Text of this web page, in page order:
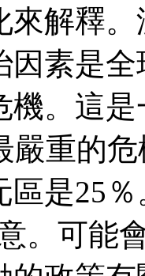
來解釋
因素是
機。這
嚴重的
區是25
。可能